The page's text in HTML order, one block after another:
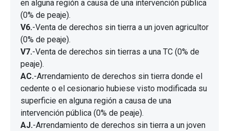
en alguna región a causa de una intervención pública
(0% de peaje).
V6.-Venta de derechos sin tierra a un joven agricultor
(0% de peaje).
V7.-Venta de derechos sin tierras a una TC (0% de
peaje).
AC.-Arrendamiento de derechos sin tierra donde el
cedente o el cesionario hubiese visto modificada su
superficie en alguna región a causa de una
intervención pública (0% de peaje).
AJ.-Arrendamiento de derechos sin tierra a un joven